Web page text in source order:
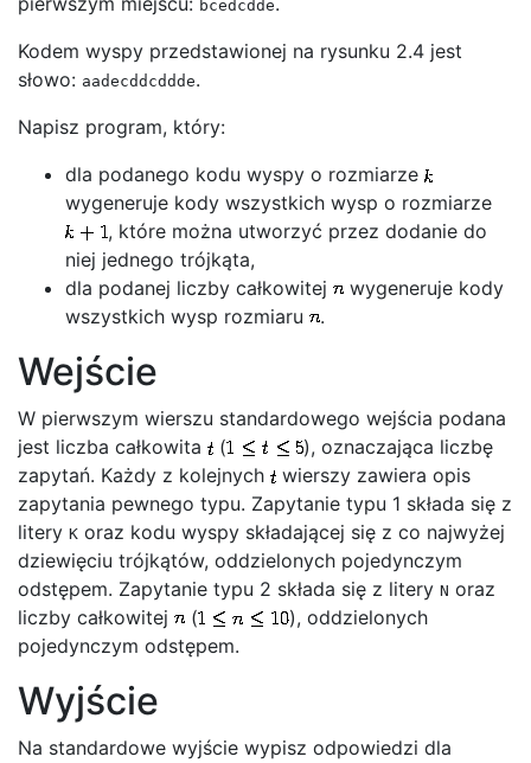
bcedcdde
Kodem wyspy przedstawionej na rysunku 2.4 jest
słowo: aadecddcddde.
Napisz program, który:
dla podanego kodu wyspy o rozmiarze
wygeneruje kody wszystkich wysp o rozmiarze
, które można utworzyć przez dodanie do
niej jednego trójkąta,
dla podanej liczby całkowitej
wygeneruje kody
wszystkich wysp rozmiaru
.
Wejście
W pierwszym wierszu standardowego wejścia podana
jest liczba całkowita
(
), oznaczająca liczbę
zapytań. Każdy z kolejnych
wierszy zawiera opis
zapytania pewnego typu. Zapytanie typu 1 składa się z
litery K oraz kodu wyspy składającej się z co najwyżej
dziewięciu trójkątów, oddzielonych pojedynczym
odstępem. Zapytanie typu 2 składa się z litery N oraz
liczby całkowitej
(
), oddzielonych
pojedynczym odstępem.
Wyjście
Na standardowe wyjście wypisz odpowiedzi dla